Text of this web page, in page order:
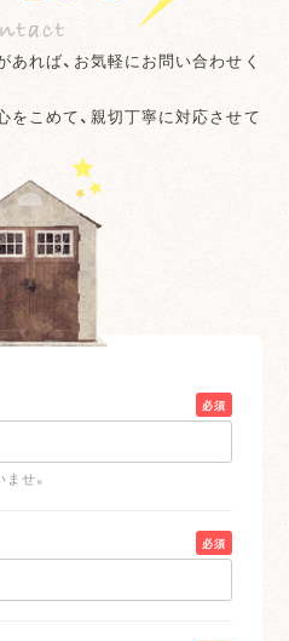
れば、お気軽にお問い合わせく
こめて、親切丁寧に対応させて
必須
せ。
必須